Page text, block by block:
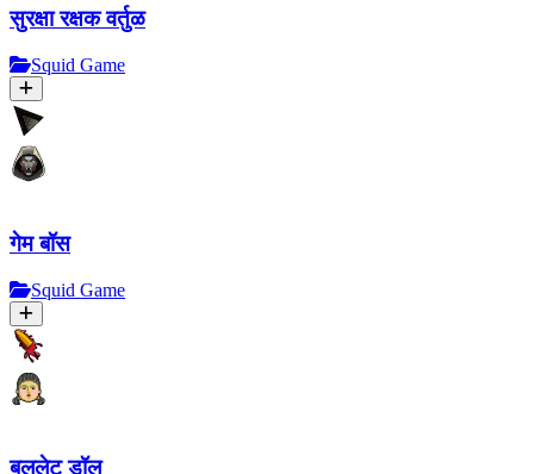
सुरक्षा रक्षक वर्तुळ
Squid Game
गेम बॉस
Squid Game
बुललेट डॉल